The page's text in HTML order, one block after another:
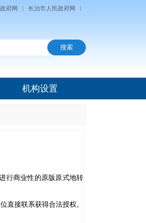
府网 长治市人民政府网
机构设置
行商业性的原版原式地转
接联系获得合法授权。